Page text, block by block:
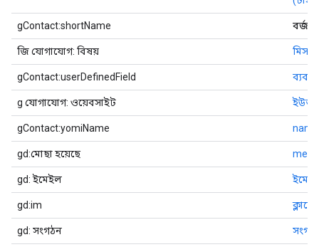
gContact:shortName বর্জন
জি যোগাযোগ: বিষয়
gContact:userDefinedField
g যোগাযোগ: ওয়েবসাইট
gContact:yomiName
gd:মোছা হয়েছে
gd: ইমেইল
gd:im
gd: সংগঠন